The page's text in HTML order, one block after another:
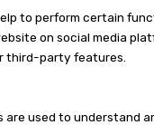
to perform certain
on social media
third-party features.
are used to understand